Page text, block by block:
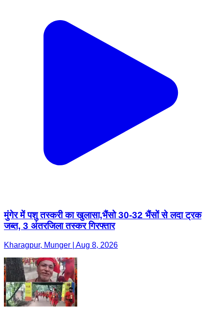
मुंगेर में पशु तस्करी का खुलासा,भैंसो 30-32 भैंसों से लदा ट्रक
जब्त, 3 अंतरजिला तस्कर गिरफ्तार
Kharagpur, Munger | Aug 8, 2026